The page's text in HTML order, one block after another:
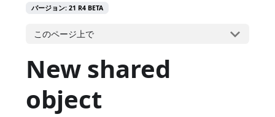
バージョン: 21 R4 BETA
このページ上で
New shared
object